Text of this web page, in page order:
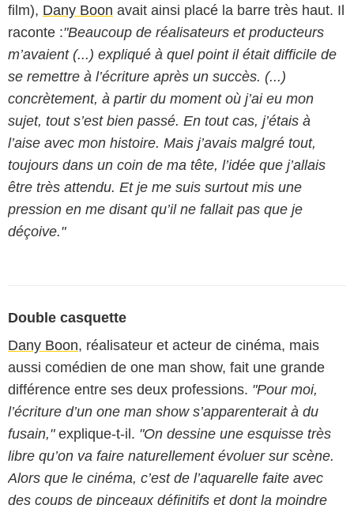
film), Dany Boon avait ainsi placé la barre très haut. Il
raconte :"Beaucoup de réalisateurs et producteurs
m’avaient (...) expliqué à quel point il était difficile de
se remettre à l’écriture après un succès. (...)
concrètement, à partir du moment où j’ai eu mon
sujet, tout s’est bien passé. En tout cas, j’étais à
l’aise avec mon histoire. Mais j’avais malgré tout,
toujours dans un coin de ma tête, l’idée que j’allais
être très attendu. Et je me suis surtout mis une
pression en me disant qu’il ne fallait pas que je
déçoive."
Double casquette
Dany Boon, réalisateur et acteur de cinéma, mais
aussi comédien de one man show, fait une grande
différence entre ses deux professions. "Pour moi,
l’écriture d’un one man show s’apparenterait à du
fusain,"explique-t-il. "On dessine une esquisse très
libre qu’on va faire naturellement évoluer sur scène.
Alors que le cinéma, c’est de l’aquarelle faite avec
des coups de pinceaux définitifs et dont la moindre